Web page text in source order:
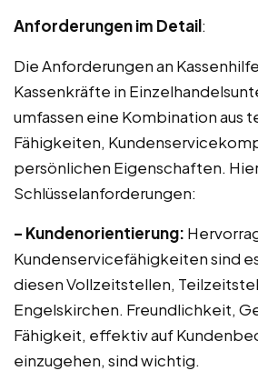
Anforderungen im Detail:
Die Anforderungen an
Kassenkräfte in
umfassen eine Kombination aus
Fähigkeiten,
persönlichen Eigenschaften.
Schlüsselanforderungen:
– Kundenorientierung:
Kundenservicefähigkeiten sind
diesen Vollzeitstellen,
Engelskirchen. Freundlichkeit,
Fähigkeit, effektiv auf
einzugehen, sind wichtig.